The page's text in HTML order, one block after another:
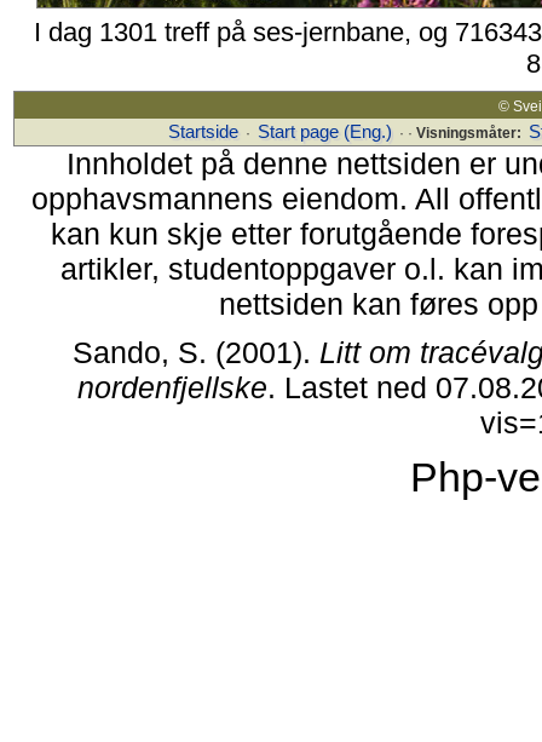
I dag 1301 treff på ses-jernbane, og
©
Startside · Start page (Eng.) · · Visningsmåter:
Innholdet på denne nettsiden er
opphavsmannens eiendom. All
kan kun skje etter forutgående
artikler, studentoppgaver o.l. kan
nettsiden kan føres
Sando, S. (2001). Litt om
nordenfjellske. Lastet ned
Php-